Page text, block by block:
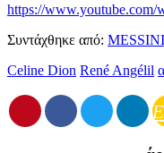
https://
Συντάχθηκε από:
Celine Dion René Angélil